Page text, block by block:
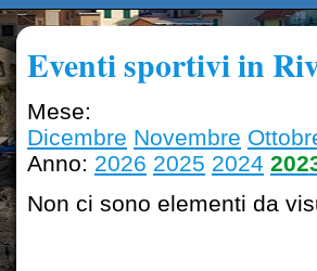
Eventi sportivi in
Mese:
Dicembre Novembre
Anno: 2026 2025 2024
Non ci sono elementi da